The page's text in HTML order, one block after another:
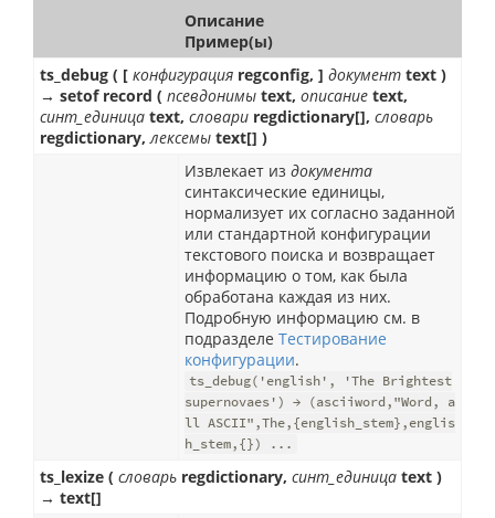
Описание
Пример(ы)
ts_debug ( [ конфигурация regconfig, ] документ text )
→ setof record ( псевдонимы text, описание text,
синт_единица text, словари regdictionary[], словарь
regdictionary, лексемы text[] )
Извлекает из документа
синтаксические единицы,
нормализует их согласно заданной
или стандартной конфигурации
текстового поиска и возвращает
информацию о том, как была
обработана каждая из них.
Подробную информацию см. в
подразделе Тестирование
конфигурации.
ts_debug('english', 'The Brightest
supernovaes') → (asciiword,"Word, a
ll ASCII",The,{english_stem},englis
h_stem,{}) ...
ts_lexize ( словарь regdictionary, синт_единица text )
→ text[]